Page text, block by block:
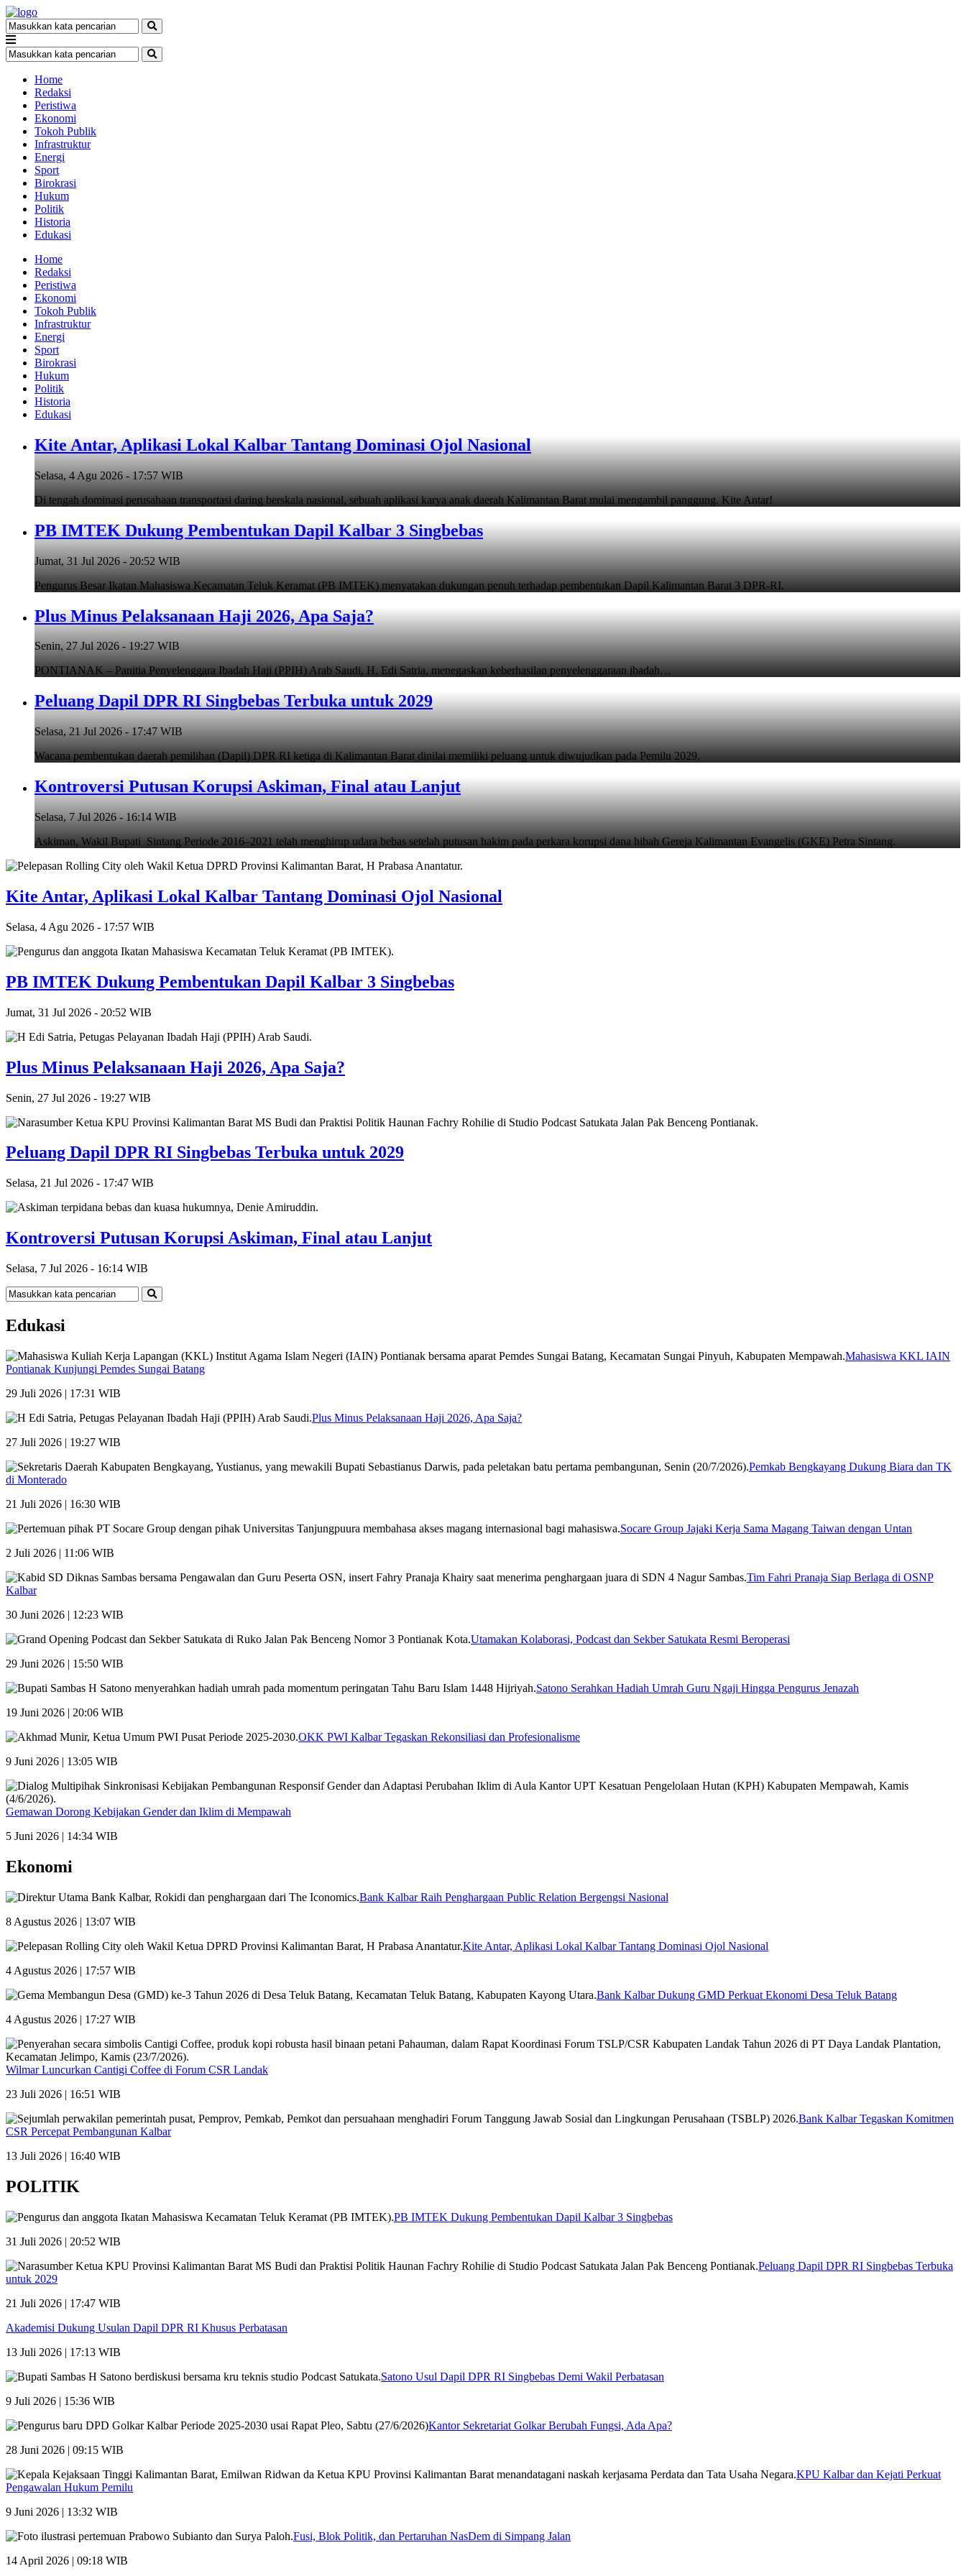
Home
Redaksi
Peristiwa
Ekonomi
Tokoh Publik
Infrastruktur
Energi
Sport
Birokrasi
Hukum
Politik
Historia
Edukasi
Home
Redaksi
Peristiwa
Ekonomi
Tokoh Publik
Infrastruktur
Energi
Sport
Birokrasi
Hukum
Politik
Historia
Edukasi
Kite Antar, Aplikasi Lokal Kalbar Tantang Dominasi Ojol Nasional
Selasa, 4 Agu 2026 - 17:57 WIB
Di tengah dominasi perusahaan transportasi daring berskala nasional, sebuah aplikasi karya anak daerah Kalimantan Barat mulai mengambil panggung. Kite Antar!
PB IMTEK Dukung Pembentukan Dapil Kalbar 3 Singbebas
Jumat, 31 Jul 2026 - 20:52 WIB
Pengurus Besar Ikatan Mahasiswa Kecamatan Teluk Keramat (PB IMTEK) menyatakan dukungan penuh terhadap pembentukan Dapil Kalimantan Barat 3 DPR-RI.
Plus Minus Pelaksanaan Haji 2026, Apa Saja?
Senin, 27 Jul 2026 - 19:27 WIB
PONTIANAK – Panitia Penyelenggara Ibadah Haji (PPIH) Arab Saudi, H. Edi Satria, menegaskan keberhasilan penyelenggaraan ibadah…
Peluang Dapil DPR RI Singbebas Terbuka untuk 2029
Selasa, 21 Jul 2026 - 17:47 WIB
Wacana pembentukan daerah pemilihan (Dapil) DPR RI ketiga di Kalimantan Barat dinilai memiliki peluang untuk diwujudkan pada Pemilu 2029.
Kontroversi Putusan Korupsi Askiman, Final atau Lanjut
Selasa, 7 Jul 2026 - 16:14 WIB
Askiman, Wakil Bupati Sintang Periode 2016–2021 telah menghirup udara bebas setelah putusan hakim pada perkara korupsi dana hibah Gereja Kalimantan Evangelis (GKE) Petra Sintang.
Kite Antar, Aplikasi Lokal Kalbar Tantang Dominasi Ojol Nasional
Selasa, 4 Agu 2026 - 17:57 WIB
PB IMTEK Dukung Pembentukan Dapil Kalbar 3 Singbebas
Jumat, 31 Jul 2026 - 20:52 WIB
Plus Minus Pelaksanaan Haji 2026, Apa Saja?
Senin, 27 Jul 2026 - 19:27 WIB
Peluang Dapil DPR RI Singbebas Terbuka untuk 2029
Selasa, 21 Jul 2026 - 17:47 WIB
Kontroversi Putusan Korupsi Askiman, Final atau Lanjut
Selasa, 7 Jul 2026 - 16:14 WIB
Edukasi
Mahasiswa KKL IAIN
Pontianak Kunjungi Pemdes Sungai Batang
29 Juli 2026 | 17:31 WIB
Plus Minus Pelaksanaan Haji 2026, Apa Saja?
27 Juli 2026 | 19:27 WIB
Pemkab Bengkayang Dukung Biara dan TK
di Monterado
21 Juli 2026 | 16:30 WIB
Socare Group Jajaki Kerja Sama Magang Taiwan dengan Untan
2 Juli 2026 | 11:06 WIB
Tim Fahri Pranaja Siap Berlaga di OSNP
Kalbar
30 Juni 2026 | 12:23 WIB
Utamakan Kolaborasi, Podcast dan Sekber Satukata Resmi Beroperasi
29 Juni 2026 | 15:50 WIB
Satono Serahkan Hadiah Umrah Guru Ngaji Hingga Pengurus Jenazah
19 Juni 2026 | 20:06 WIB
OKK PWI Kalbar Tegaskan Rekonsiliasi dan Profesionalisme
9 Juni 2026 | 13:05 WIB
Gemawan Dorong Kebijakan Gender dan Iklim di Mempawah
5 Juni 2026 | 14:34 WIB
Ekonomi
Bank Kalbar Raih Penghargaan Public Relation Bergengsi Nasional
8 Agustus 2026 | 13:07 WIB
Kite Antar, Aplikasi Lokal Kalbar Tantang Dominasi Ojol Nasional
4 Agustus 2026 | 17:57 WIB
Bank Kalbar Dukung GMD Perkuat Ekonomi Desa Teluk Batang
4 Agustus 2026 | 17:27 WIB
Wilmar Luncurkan Cantigi Coffee di Forum CSR Landak
23 Juli 2026 | 16:51 WIB
Bank Kalbar Tegaskan Komitmen
CSR Percepat Pembangunan Kalbar
13 Juli 2026 | 16:40 WIB
POLITIK
PB IMTEK Dukung Pembentukan Dapil Kalbar 3 Singbebas
31 Juli 2026 | 20:52 WIB
Peluang Dapil DPR RI Singbebas Terbuka
untuk 2029
21 Juli 2026 | 17:47 WIB
Akademisi Dukung Usulan Dapil DPR RI Khusus Perbatasan
13 Juli 2026 | 17:13 WIB
Satono Usul Dapil DPR RI Singbebas Demi Wakil Perbatasan
9 Juli 2026 | 15:36 WIB
Kantor Sekretariat Golkar Berubah Fungsi, Ada Apa?
28 Juni 2026 | 09:15 WIB
KPU Kalbar dan Kejati Perkuat
Pengawalan Hukum Pemilu
9 Juni 2026 | 13:32 WIB
Fusi, Blok Politik, dan Pertaruhan NasDem di Simpang Jalan
14 April 2026 | 09:18 WIB